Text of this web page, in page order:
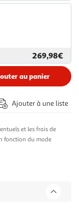
269,98€
au panier
Ajouter à une liste
et les frais de
fonction du mode